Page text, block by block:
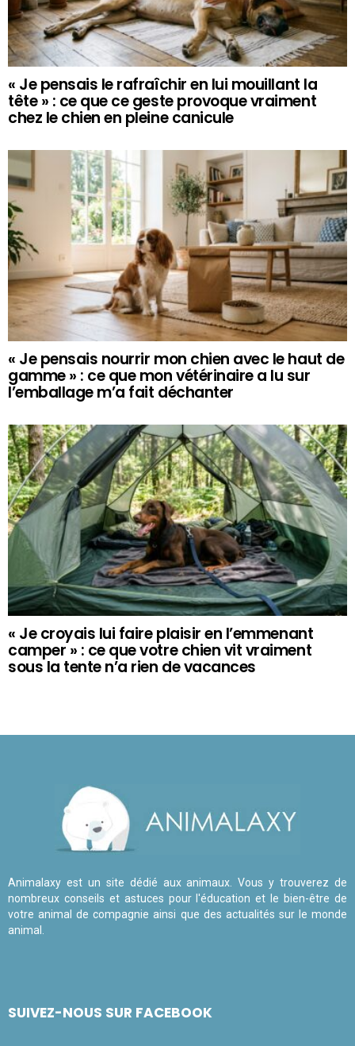
« Je pensais le rafraîchir en lui mouillant la
tête » : ce que ce geste provoque vraiment
chez le chien en pleine canicule
« Je pensais nourrir mon chien avec le haut de
gamme » : ce que mon vétérinaire a lu sur
l’emballage m’a fait déchanter
« Je croyais lui faire plaisir en l’emmenant
camper » : ce que votre chien vit vraiment
sous la tente n’a rien de vacances
Animalaxy est un site dédié aux animaux. Vous y trouverez de
nombreux conseils et astuces pour l'éducation et le bien-être de
votre animal de compagnie ainsi que des actualités sur le monde
animal.
SUIVEZ-NOUS SUR FACEBOOK